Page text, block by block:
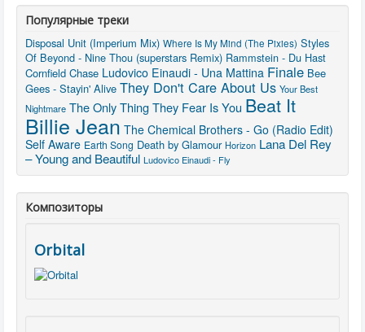
Популярные треки
Disposal Unit (Imperium Mix) Where Is My Mind (The Pixies) Styles
Of Beyond - Nine Thou (superstars Remix) Rammstein - Du Hast
Cornfield Chase Ludovico Einaudi - Una Mattina Finale Bee
Gees - Stayin' Alive They Don't Care About Us Your Best
Nightmare The Only Thing They Fear Is You Beat It
Billie Jean The Chemical Brothers - Go (Radio Edit)
Self Aware Earth Song Death by Glamour Horizon Lana Del Rey
– Young and Beautiful Ludovico Einaudi - Fly
Композиторы
Orbital